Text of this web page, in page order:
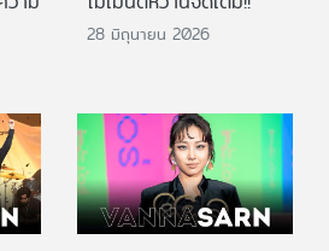
28 มิถุนายน 2026